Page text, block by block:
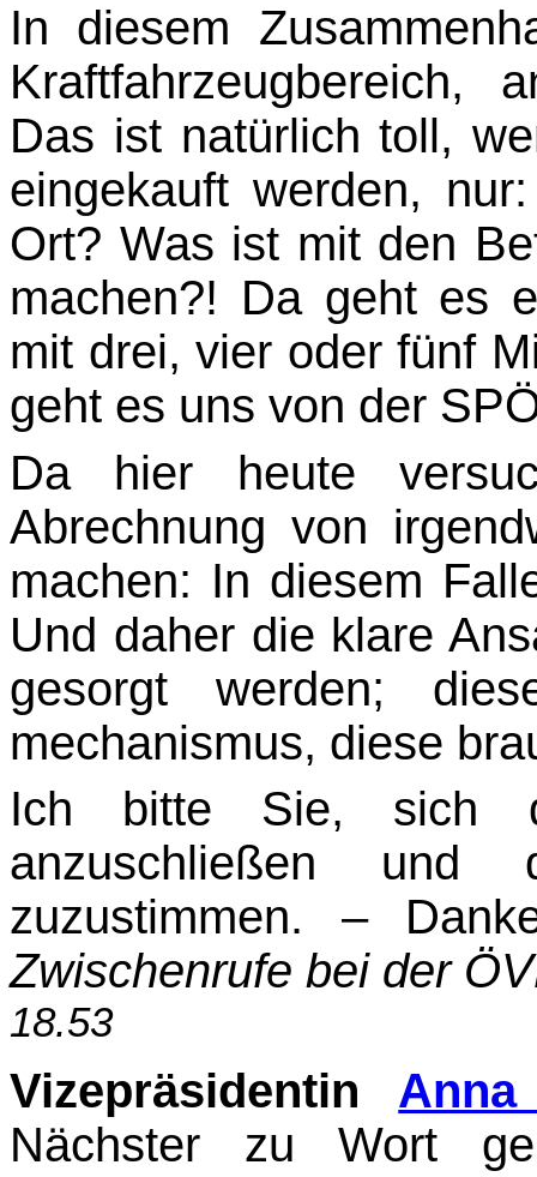
In diesem
Kraftfahrzeugbereich,
Das ist natürlich toll,
eingekauft wer­den,
Ort? Was ist mit den
machen?! Da geht es
mit drei, vier oder fünf
geht es uns von der
Da hier heute
Abrechnung von
machen: In diesem
Und daher die klare
gesorgt werden;
mechanismus, diese
Ich bitte Sie, sich
anzuschließen und
zuzustimmen. –
Zwischenrufe bei der
18.53
Vizepräsidentin
Nächster zu Wort